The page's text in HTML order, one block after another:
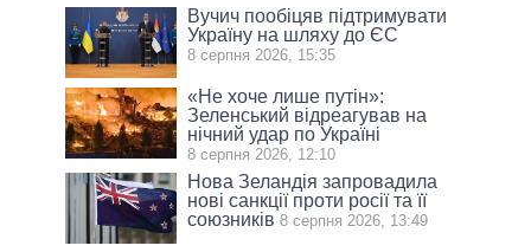
Вучич пообіцяв підтримувати
Україну на шляху до ЄС
8 серпня 2026, 15:35
«Не хоче лише путін»:
Зеленський відреагував на
нічний удар по Україні
8 серпня 2026, 12:10
Нова Зеландія запровадила
нові санкції проти росії та її
союзників 8 серпня 2026, 13:49